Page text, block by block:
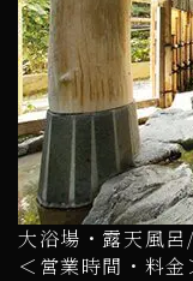
大浴場・露天風呂
＜営業時間・料金